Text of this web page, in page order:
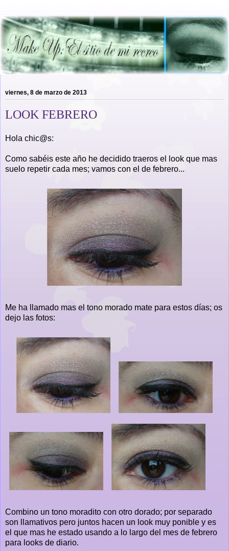
viernes, 8 de marzo de 2013
LOOK FEBRERO
Hola chic@s:
Como sabéis este año he decidido traeros el look que mas
suelo repetir cada mes; vamos con el de febrero...
Me ha llamado mas el tono morado mate para estos días; os
dejo las fotos:
Combino un tono moradito con otro dorado; por separado
son llamativos pero juntos hacen un look muy ponible y es
el que mas he estado usando a lo largo del mes de febrero
para looks de diario.